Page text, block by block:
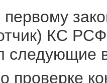
первому
КС
следующие
проверке